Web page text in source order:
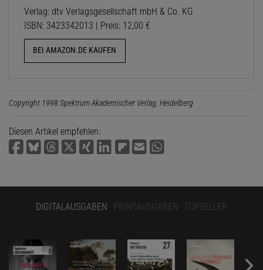
Verlag: dtv Verlagsgesellschaft mbH & Co. KG
ISBN: 3423342013 | Preis: 12,00 €
BEI AMAZON.DE KAUFEN
Copyright 1998 Spektrum Akademischer Verlag, Heidelberg
Diesen Artikel empfehlen:
DIGITALAUSGABEN PRINTAUSGABEN TOPSELLER